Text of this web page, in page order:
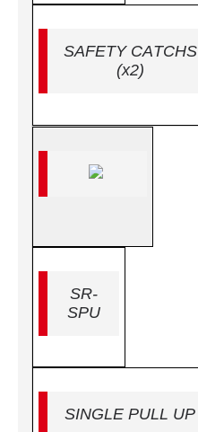
SAFETY CATCHS
(x2)
SR-
SPU
SINGLE PULL UP